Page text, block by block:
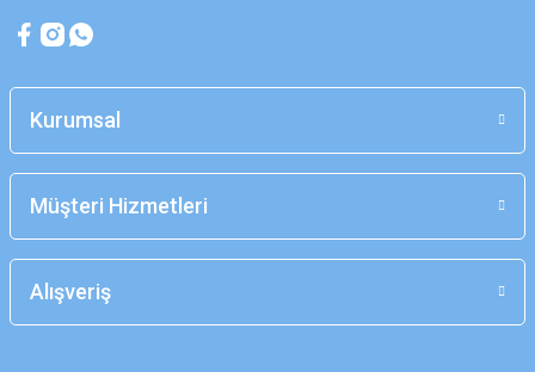
Kurumsal
Müşteri Hizmetleri
Alışveriş